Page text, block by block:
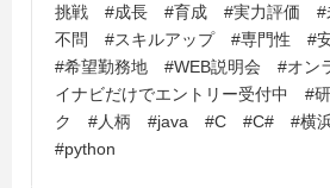
挑戦 #成長 #育成 #実力評価 #
不問 #スキルアップ #専門性 #
#希望勤務地 #WEB説明会 #オ
イナビだけでエントリー受付中 #
ク #人柄 #java #C #C# #横
#python